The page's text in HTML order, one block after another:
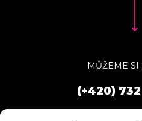
MŮŽEME SI
(+420)